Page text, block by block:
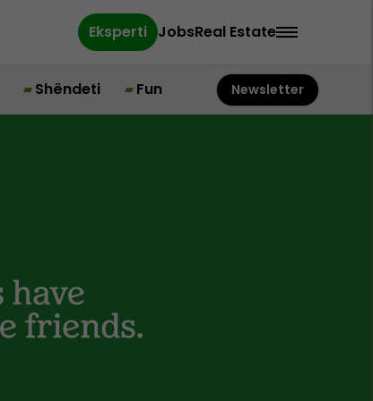
Eksperti JobsReal Estate
Shëndeti Fun Newsletter